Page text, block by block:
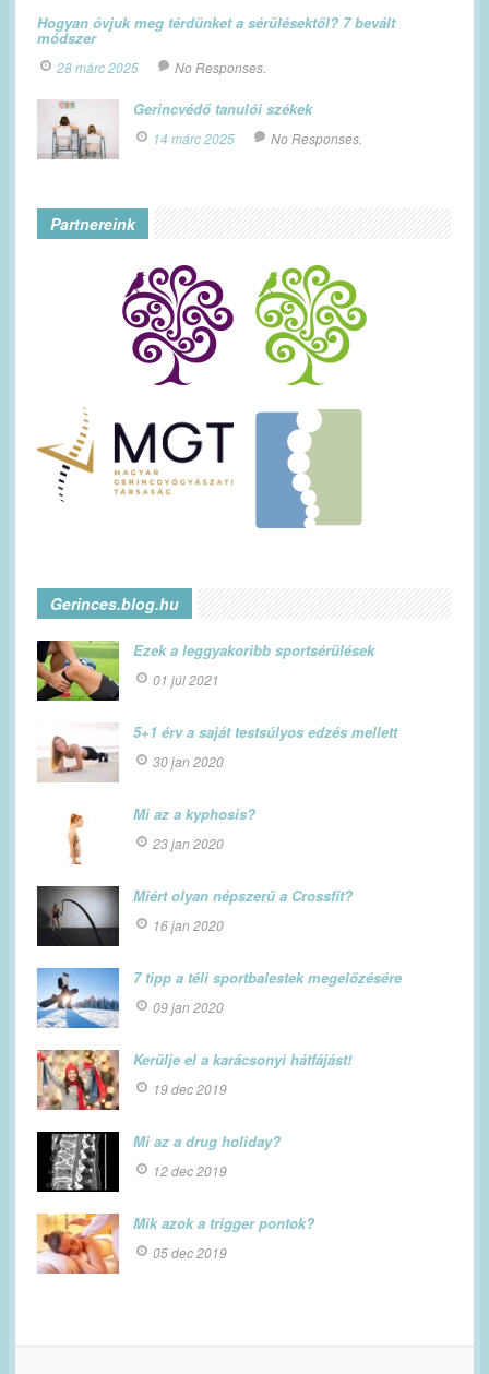
Hogyan óvjuk meg térdünket a sérülésektől? 7 bevált
módszer
28 márc 2025 No Responses.
Gerincvédő tanulói székek
14 márc 2025 No Responses.
Partnereink
Gerinces.blog.hu
Ezek a leggyakoribb sportsérülések
01 júl 2021
5+1 érv a saját testsúlyos edzés mellett
30 jan 2020
Mi az a kyphosis?
23 jan 2020
Miért olyan népszerű a Crossfit?
16 jan 2020
7 tipp a téli sportbalestek megelőzésére
09 jan 2020
Kerülje el a karácsonyi hátfájást!
19 dec 2019
Mi az a drug holiday?
12 dec 2019
Mik azok a trigger pontok?
05 dec 2019